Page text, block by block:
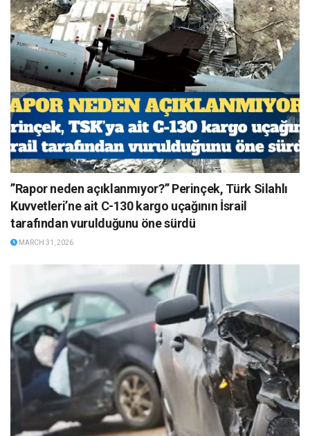
”Rapor neden açıklanmıyor?” Perinçek, Türk Silahlı
Kuvvetleri’ne ait C-130 kargo uçağının İsrail
tarafından vurulduğunu öne sürdü
MARCH 31, 2026